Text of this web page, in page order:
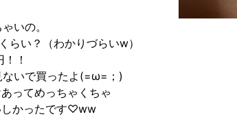
いの。
らい？（わかりづらいw）
！
ないで買ったよ(=ω=；)
ってめっちゃくちゃ
かったです♡ww